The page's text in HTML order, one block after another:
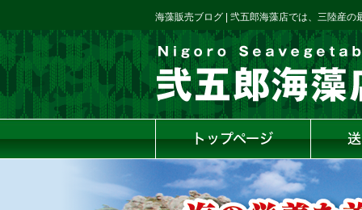
海藻販売ブログ | 弐五郎海藻店では、三陸産の
トップページ